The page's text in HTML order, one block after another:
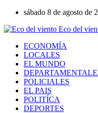
sábado 8 de agosto de
Eco del
ECONOMÍA
LOCALES
EL MUNDO
POLICIALES
EL PAIS
POLITÍCA
DEPORTES